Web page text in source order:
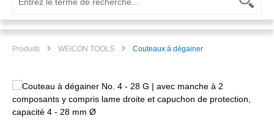
Produits WEICON TOOLS Couteaux à dégainer
Ignorer la galerie d'images